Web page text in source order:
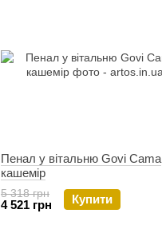
Пенал у вітальню Govi Cama
кашемір
5 318 грн
4 521 грн Купити